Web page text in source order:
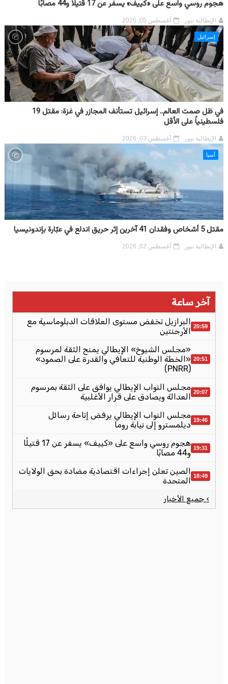
هجوم روسي واسع على «كييف» يسفر عن 17 قتيلًا و44 مصابًا
الإيطالية نيوز أغسطس 05, 2026
إسرائيل
في ظل صمت العالم.. إسرائيل تستأنف المجازر في غزة: مقتل 19
فلسطينياً على الأقل
الإيطالية نيوز أغسطس 03, 2026
آسيا
مقتل 5 أشخاص وفقدان 41 آخرين إثر حريق اندلع في عبّارة بإندونيسيا
الإيطالية نيوز أغسطس 02, 2026
آخر ساعة
20:59 البرازيل تخفض مستوى العلاقات الدبلوماسية مع
الأرجنتين
20:51
«مجلس الشيوخ» الإيطالي يمنح الثقة لمرسوم
«الخطة الوطنية للتعافي والقدرة على الصمود»
(PNRR)
20:07 مجلس النواب الإيطالي يوافق على الثقة بمرسوم
العدالة ويصادق على قرار الأغلبية
19:46 مجلس النواب الإيطالي يرفض إتاحة رسائل
ديلمسترو إلى نيابة روما
19:31
هجوم روسي واسع على «كييف» يسفر عن 17 قتيلًا
و44 مصابًا
18:49 الصين تعلن إجراءات اقتصادية مضادة بحق الولايات
المتحدة
› جميع الأخبار